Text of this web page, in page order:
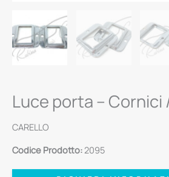
Luce porta – Cornici
CARELLO
Codice Prodotto:2095